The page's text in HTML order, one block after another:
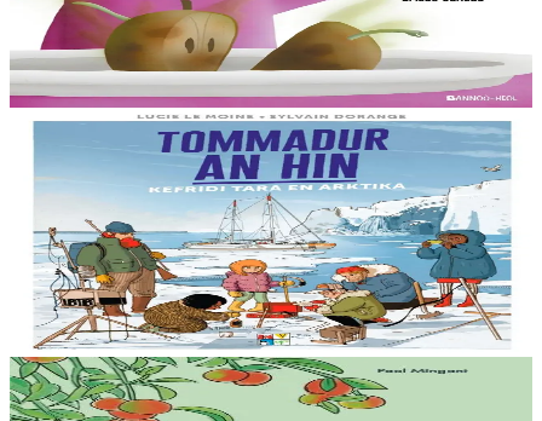
Rozig prépare avec attention une soupe pour ses amis. Un invité
surprise va-t-il gâcher la fête ? Cet album mêlant humour et suspense
permettra aussi...
En stock8,00 €
8 ans et plus
Bannoù-heol
Le réchauffement climatique : Mission Tara en
Arctique
Billy connaît bien la mer et le réchauffement climatique : sa maman
étudie la fonte des glaces à bord d’un voilier scientifique, la goélette
Tara....
En stock15,00 €
15 ans et plus
Bannoù-heol